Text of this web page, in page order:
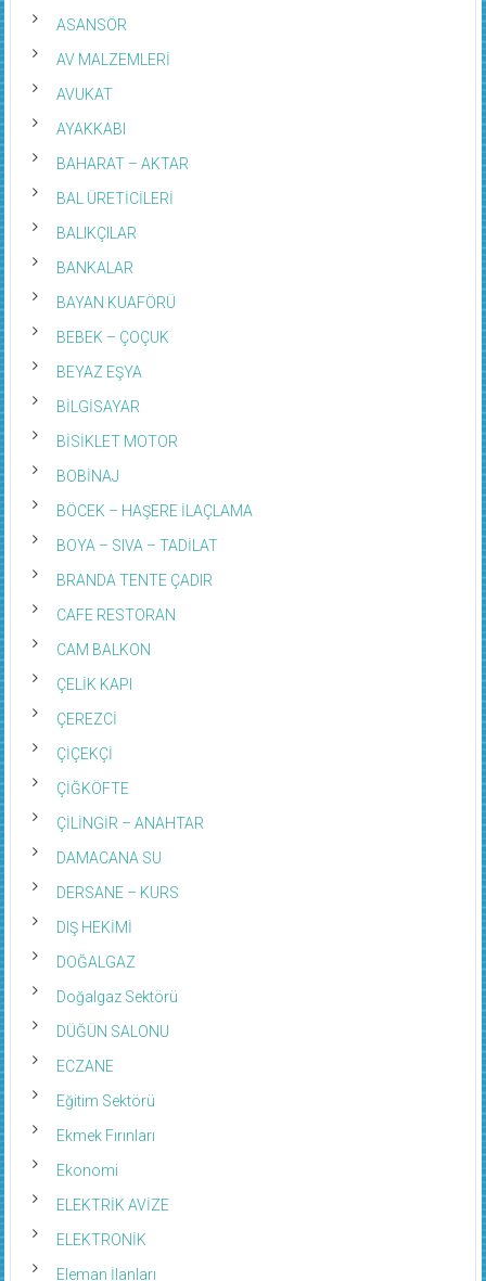
ASANSÖR
AV MALZEMLERİ
AVUKAT
AYAKKABI
BAHARAT – AKTAR
BAL ÜRETİCİLERİ
BALIKÇILAR
BANKALAR
BAYAN KUAFÖRÜ
BEBEK – ÇOÇUK
BEYAZ EŞYA
BİLGİSAYAR
BİSİKLET MOTOR
BOBİNAJ
BÖCEK – HAŞERE İLAÇLAMA
BOYA – SIVA – TADİLAT
BRANDA TENTE ÇADIR
CAFE RESTORAN
CAM BALKON
ÇELİK KAPI
ÇEREZCİ
ÇİÇEKÇİ
ÇİĞKÖFTE
ÇİLİNGİR – ANAHTAR
DAMACANA SU
DERSANE – KURS
DIŞ HEKİMİ
DOĞALGAZ
Doğalgaz Sektörü
DÜĞÜN SALONU
ECZANE
Eğitim Sektörü
Ekmek Fırınları
Ekonomi
ELEKTRİK AVİZE
ELEKTRONİK
Eleman İlanları